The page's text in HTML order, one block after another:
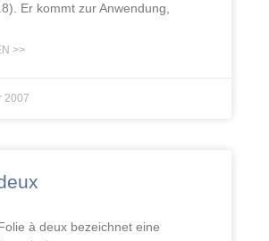
Er kommt zur Anwendung,
>>
2007
à deux bezeichnet eine